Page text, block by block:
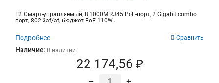
L2, Смарт-управляемый, 8 1000M RJ45 PoE-порт, 2 Gigabit combo
порт, 802.3af/at, бюджет PoE 110W...
Подробнее Сравнить
Наличие: В наличии
22 174,56 ₽